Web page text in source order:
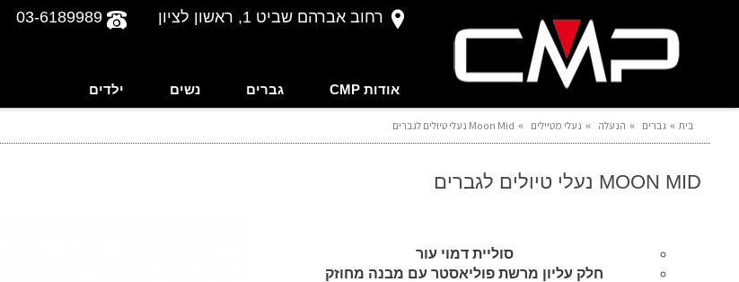
רחוב אברהם שביט 1, ראשון לציון 03-6189989
אודות CMP גברים נשים ילדים
בית גברים הנעלה נעלי מטיילים Moon Mid נעלי טיולים לגברים
MOON MID נעלי טיולים לגברים
סוליית דמוי עור
חלק עליון מרשת פוליאסטר עם מבנה מחוזק